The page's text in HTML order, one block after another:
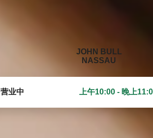
‭JOHN BULL
NASSAU‬
营业中 上午10:00 - 晚上